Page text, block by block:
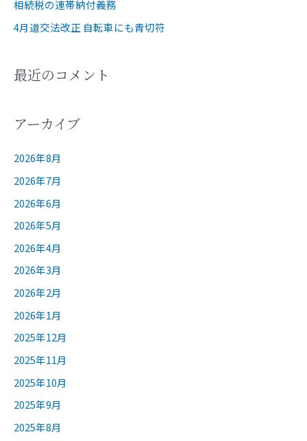
相続税の連帯納付義務
4月道交法改正 自転車にも青切符
最近のコメント
アーカイブ
2026年8月
2026年7月
2026年6月
2026年5月
2026年4月
2026年3月
2026年2月
2026年1月
2025年12月
2025年11月
2025年10月
2025年9月
2025年8月